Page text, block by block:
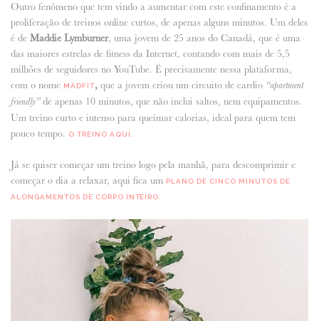
Outro fenómeno que tem vindo a aumentar com este confinamento é a
proliferação de treinos online curtos, de apenas alguns minutos. Um deles
é de Maddie Lymburner, uma jovem de 25 anos do Canadá, que é uma
das maiores estrelas de fitness da Internet, contando com mais de 5,5
milhões de seguidores no YouTube. É precisamente nessa plataforma,
com o nome MADFIT,que a jovem criou um circuito de cardio“apartment
friendly” de apenas 10 minutos, que não inclui saltos, nem equipamentos.
Um treino curto e intenso para queimar calorias, ideal para quem tem
pouco tempo. O TREINO AQUI.
Já se quiser começar um treino logo pela manhã, para descomprimir e
começar o dia a relaxar, aqui fica um PLANO DE CINCO MINUTOS DE
ALONGAMENTOS DE CORPO INTEIRO.